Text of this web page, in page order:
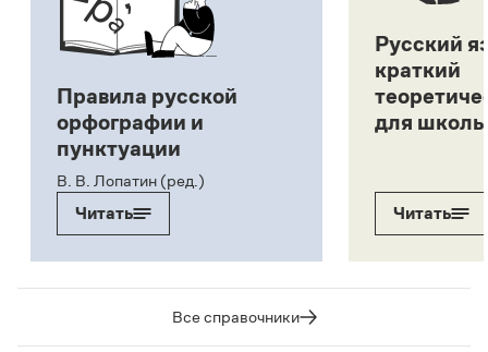
Правила русской
орфографии и
пунктуации
В. В. Лопатин (ред.)
Читать
Русский
краткий
для
Читать
Все справочники